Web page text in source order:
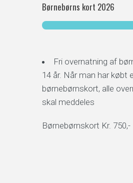
Børnebørns kort 2026
Fri overnatning af
14 år. Når man har købt
børnebørnskort, alle
skal meddeles
Børnebørnskort Kr. 750,-